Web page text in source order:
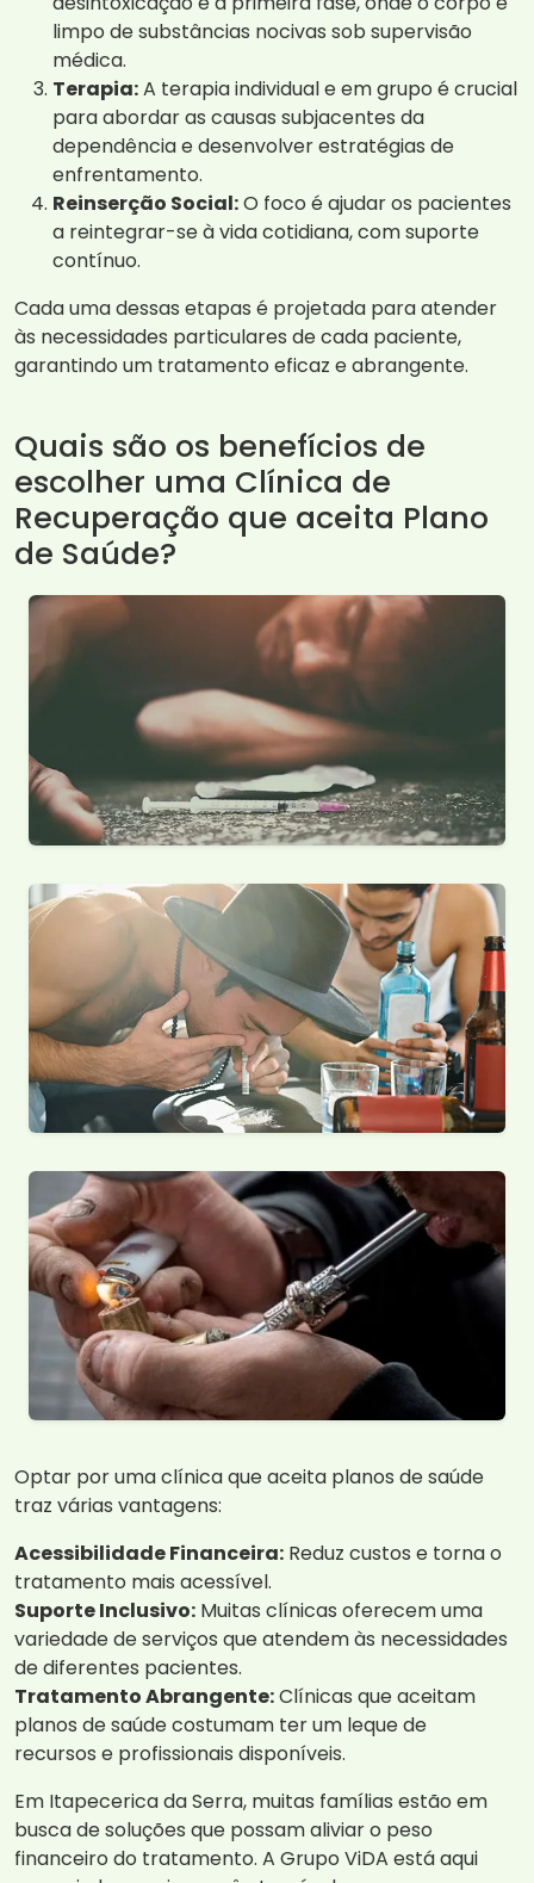
limpo de substâncias nocivas sob supervisão
médica.
Terapia:A terapia individual e em grupo é crucial
para abordar as causas subjacentes da
dependência e desenvolver estratégias de
enfrentamento.
Reinserção Social:O foco é ajudar os pacientes
a reintegrar-se à vida cotidiana, com suporte
contínuo.
Cada uma dessas etapas é projetada para atender
às necessidades particulares de cada paciente,
garantindo um tratamento eficaz e abrangente.
Quais são os benefícios de
escolher uma Clínica de
Recuperação que aceita Plano
de Saúde?
Optar por uma clínica que aceita planos de saúde
traz várias vantagens:
Acessibilidade Financeira: Reduz custos e torna o
tratamento mais acessível.
Suporte Inclusivo: Muitas clínicas oferecem uma
variedade de serviços que atendem às necessidades
de diferentes pacientes.
Tratamento Abrangente:Clínicas que aceitam
planos de saúde costumam ter um leque de
recursos e profissionais disponíveis.
Em Itapecerica da Serra, muitas famílias estão em
busca de soluções que possam aliviar o peso
financeiro do tratamento. A Grupo ViDA está aqui